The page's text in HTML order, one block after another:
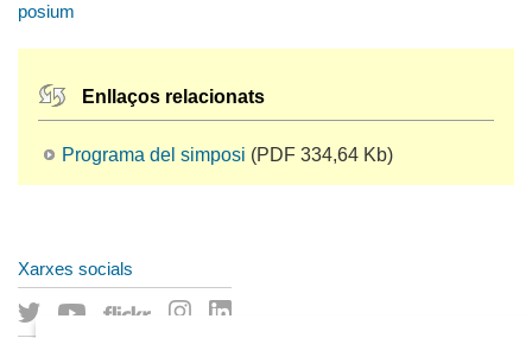
posium
Enllaços relacionats
Programa del simposi (PDF 334,64 Kb)
Xarxes socials